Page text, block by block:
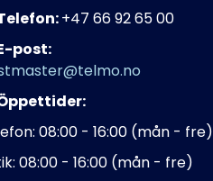
+47 66 92 65 00
post:
08:00 - 16:00 (mån - fre)
08:00 - 16:00 (mån - fre)